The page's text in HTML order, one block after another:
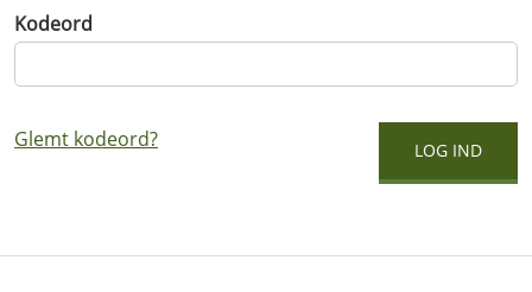
Kodeord
Glemt kodeord?